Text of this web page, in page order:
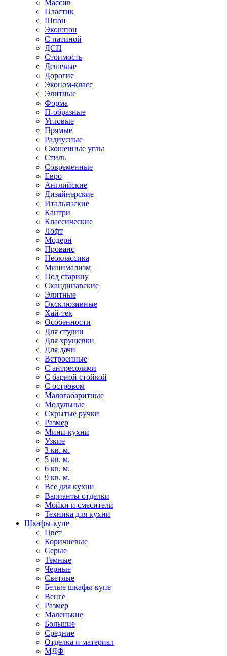
Массив
Пластик
Шпон
Экошпон
С патиной
ДСП
Стоимость
Дешевые
Дорогие
Эконом-класс
Элитные
Форма
П-образные
Угловые
Прямые
Радиусные
Скошенные углы
Стиль
Современные
Евро
Английские
Дизайнерские
Итальянские
Кантри
Классические
Лофт
Модерн
Прованс
Неоклассика
Минимализм
Под старину
Скандинавские
Элитные
Эксклюзивные
Хай-тек
Особенности
Для студии
Для хрущевки
Для дачи
Встроенные
С антресолями
С барной стойкой
С островом
Малогабаритные
Модульные
Скрытые ручки
Размер
Мини-кухни
Узкие
3 кв. м.
5 кв. м.
6 кв. м.
9 кв. м.
Все для кухни
Варианты отделки
Мойки и смесители
Техника для кухни
Шкафы-купе
Цвет
Коричневые
Серые
Темные
Черные
Светлые
Белые шкафы-купе
Венге
Размер
Маленькие
Большие
Средние
Отделка и материал
МДФ